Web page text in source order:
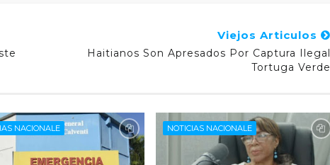
Viejos Articulos
Haitianos Son Apresados Por Captura Ilegal
Tortuga Verde
NACIONALE NOTICIAS NACIONALE